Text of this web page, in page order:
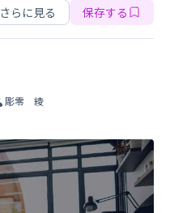
さらに見る 保存する
彫零 綾